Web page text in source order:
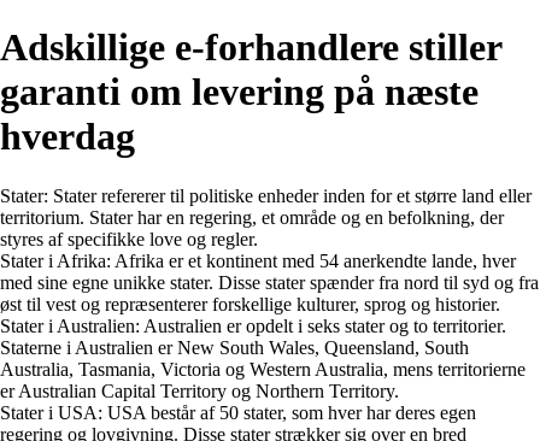
Adskillige e-forhandlere stiller
garanti om levering på næste
hverdag
Stater: Stater refererer til politiske enheder inden for et større land eller
territorium. Stater har en regering, et område og en befolkning, der
styres af specifikke love og regler.
Stater i Afrika: Afrika er et kontinent med 54 anerkendte lande, hver
med sine egne unikke stater. Disse stater spænder fra nord til syd og fra
øst til vest og repræsenterer forskellige kulturer, sprog og historier.
Stater i Australien: Australien er opdelt i seks stater og to territorier.
Staterne i Australien er New South Wales, Queensland, South
Australia, Tasmania, Victoria og Western Australia, mens territorierne
er Australian Capital Territory og Northern Territory.
Stater i USA: USA består af 50 stater, som hver har deres egen
regering og lovgivning. Disse stater strækker sig over en bred